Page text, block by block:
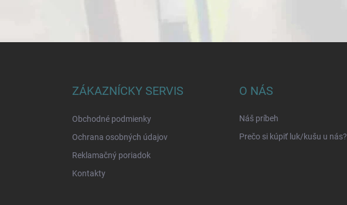
ZÁKAZNÍCKY SERVIS
Obchodné podmienky
Ochrana osobných údajov
Reklamačný poriadok
Kontakty
O NÁS
Náš príbeh
Prečo si kúpiť luk/kušu u nás?